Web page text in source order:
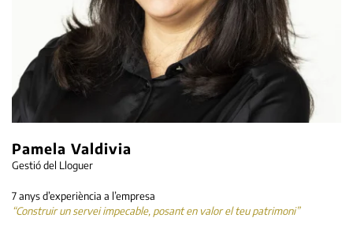
Pamela Valdivia
Gestió del Lloguer
7 anys d’experiència a l’empresa
“Construir un servei impecable, posant en valor el teu patrimoni”